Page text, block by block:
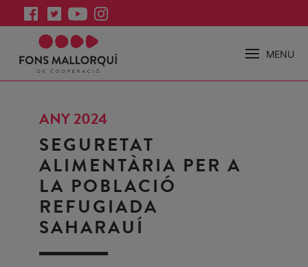
MENU
ANY 2024
SEGURETAT
ALIMENTÀRIA PER A
LA POBLACIÓ
REFUGIADA
SAHARAUÍ